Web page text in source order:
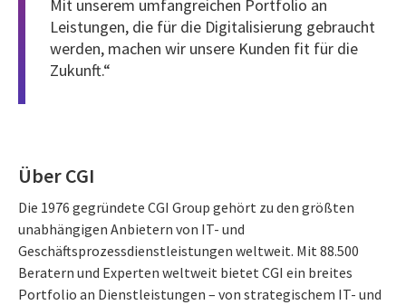
Mit unserem umfangreichen Portfolio an
Leistungen, die für die Digitalisierung gebraucht
werden, machen wir unsere Kunden fit für die
Zukunft.“
Über CGI
Die 1976 gegründete CGI Group gehört zu den größten
unabhängigen Anbietern von IT- und
Geschäftsprozessdienstleistungen weltweit. Mit 88.500
Beratern und Experten weltweit bietet CGI ein breites
Portfolio an Dienstleistungen – von strategischem IT- und